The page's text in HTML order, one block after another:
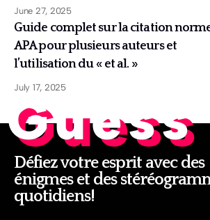
June 27, 2025
Guide complet sur la citation
APA pour plusieurs auteurs et
l’utilisation du « et al. »
July 17, 2025
Guess
Défiez votre esprit avec des
énigmes et des
quotidiens!